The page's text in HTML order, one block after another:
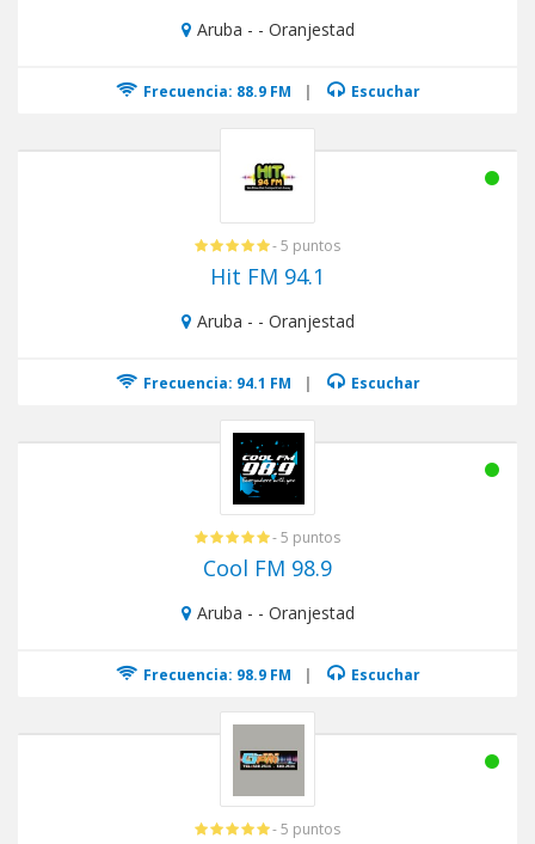
Aruba - - Oranjestad
Frecuencia: 88.9 FM | Escuchar
- 5 puntos
Hit FM 94.1
Aruba - - Oranjestad
Frecuencia: 94.1 FM | Escuchar
- 5 puntos
Cool FM 98.9
Aruba - - Oranjestad
Frecuencia: 98.9 FM | Escuchar
- 5 puntos